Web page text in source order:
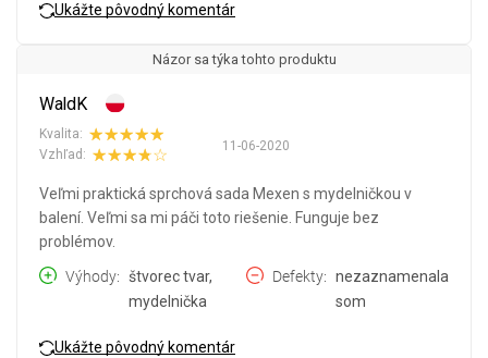
Ukážte pôvodný komentár
Názor sa týka tohto produktu
WaldK
11-06-2020
Kvalita:
Vzhľad:
Veľmi praktická sprchová sada Mexen s mydelničkou v
balení. Veľmi sa mi páči toto riešenie. Funguje bez
problémov.
Výhody
štvorec tvar,
mydelnička
Defekty
nezaznamenala
som
Ukážte pôvodný komentár